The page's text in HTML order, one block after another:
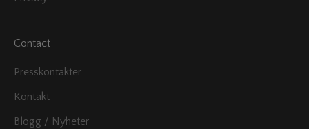
Contact
Presskontakter
Kontakt
Blogg / Nyheter